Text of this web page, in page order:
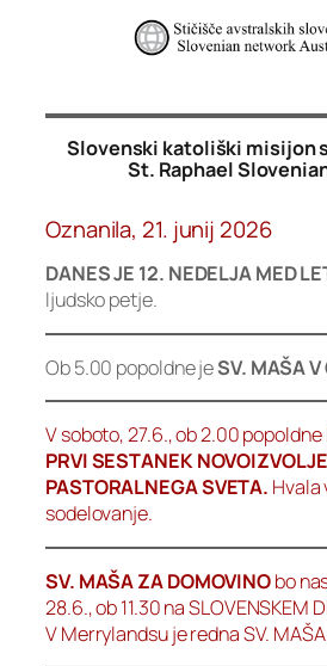
Slovenski katoliški misijon
St. Raphael
Oznanila, 21. junij 2026
DANES JE 12. NEDELJA MED
ljudsko petje.
Ob 5.00 popoldne jeSV. MAŠA
V soboto, 27.6., ob 2.00
PRVI SESTANEK
PASTORALNEGA SVETA. Hvala
sodelovanje.
SV. MAŠA ZA DOMOVINObo
28.6., ob 11.30 na SLOVENSKEM
V Merrylandsu je redna SV.